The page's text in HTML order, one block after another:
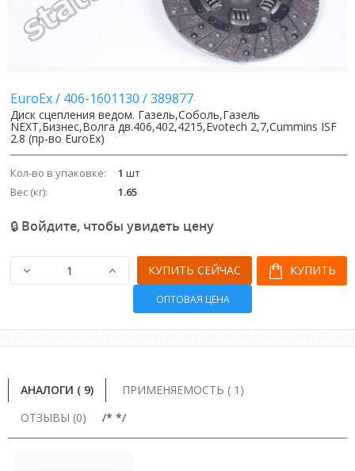
EuroEx/ 406-1601130 /389877
Диск сцепления ведом. Газель,Соболь,Газель
NEXT,Бизнес,Волга дв.406,402,4215,Evotech 2,7,Cummins ISF
2.8 (пр-во EuroEx)
Кол-во в упаковке: 1 шт
Вес (кг):
1.65
🔒 Войдите, чтобы увидеть цену
КУПИТЬ
КУПИТЬ СЕЙЧАС
ОПТОВАЯ ЦЕНА
АНАЛОГИ ( 9)
ПРИМЕНЯЕМОСТЬ ( 1)
ОТЗЫВЫ (0)
/* */